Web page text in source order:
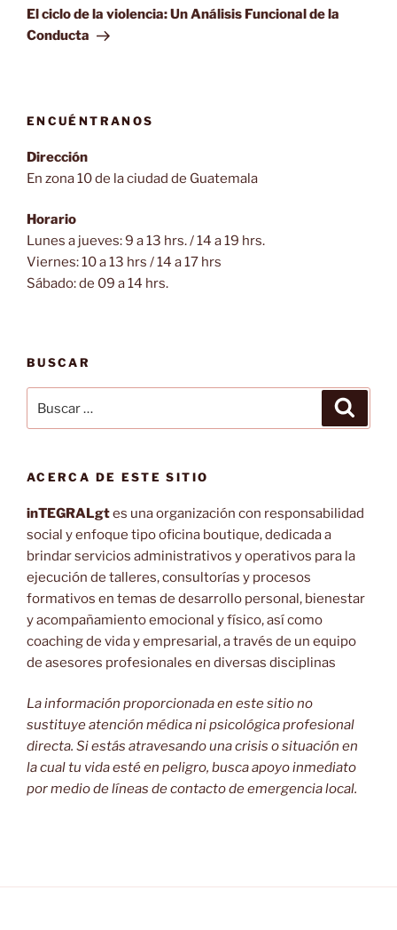
entrada
El ciclo de la violencia: Un Análisis Funcional de la
Conducta
ENCUÉNTRANOS
Dirección
En zona 10 de la ciudad de Guatemala
Horario
Lunes a jueves: 9 a 13 hrs. / 14 a 19 hrs.
Viernes: 10 a 13 hrs / 14 a 17 hrs
Sábado: de 09 a 14 hrs.
BUSCAR
por:
ACERCA DE ESTE SITIO
inTEGRALgtes una organización con responsabilidad
social y enfoque tipo oficina boutique, dedicada a
brindar servicios administrativos y operativos para la
ejecución de talleres, consultorías y procesos
formativos en temas de desarrollo personal, bienestar
y acompañamiento emocional y físico, así como
coaching de vida y empresarial, a través de un equipo
de asesores profesionales en diversas disciplinas
La información proporcionada en este sitio no
sustituye atención médica ni psicológica profesional
directa. Si estás atravesando una crisis o situación en
la cual tu vida esté en peligro, busca apoyo inmediato
por medio de líneas de contacto de emergencia local.